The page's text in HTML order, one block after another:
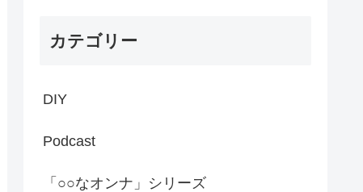
カテゴリー
DIY
Podcast
「○○なオンナ」シリーズ